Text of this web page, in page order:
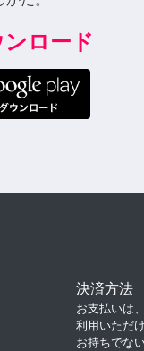
ロード
決済方法
お支払いは
利用いただ
お持ちでな